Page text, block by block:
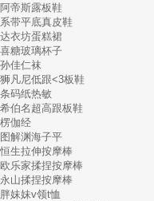
阿帝斯露板鞋
系带平底真皮鞋
达衣坊蛋糕裙
喜糖玻璃杯子
孙佳仁袜
狮凡尼低跟<3板鞋
条码纸热敏
希伯名超高跟板鞋
楞伽经
图解渊海子平
恒生拉伸按摩棒
欧乐家揉捏按摩棒
永山揉捏按摩棒
胖妹妹v领t恤